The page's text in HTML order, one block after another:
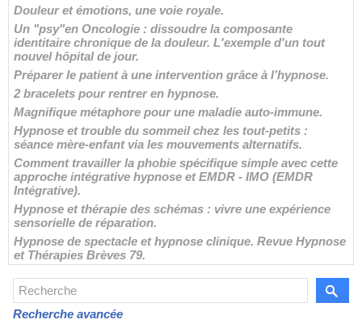
Douleur et émotions, une voie royale.
Un "psy"en Oncologie : dissoudre la composante
identitaire chronique de la douleur. L'exemple d'un tout
nouvel hôpital de jour.
Préparer le patient à une intervention grâce à l’hypnose.
2 bracelets pour rentrer en hypnose.
Magnifique métaphore pour une maladie auto-immune.
Hypnose et trouble du sommeil chez les tout-petits :
séance mère-enfant via les mouvements alternatifs.
Comment travailler la phobie spécifique simple avec cette
approche intégrative hypnose et EMDR - IMO (EMDR
Intégrative).
Hypnose et thérapie des schémas : vivre une expérience
sensorielle de réparation.
Hypnose de spectacle et hypnose clinique. Revue Hypnose
et Thérapies Brèves 79.
Recherche avancée